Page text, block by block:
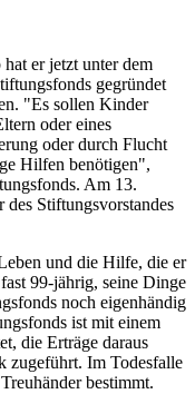
er jetzt unter dem
gegründet
"Es sollen Kinder
oder eines
oder durch Flucht
Hilfen benötigen",
Am 13.
Stiftungsvorstandes
und die Hilfe, die er
99-jährig, seine Dinge
noch eigenhändig
ist mit einem
die Erträge daraus
zugeführt. Im Todesfalle
bestimmt.